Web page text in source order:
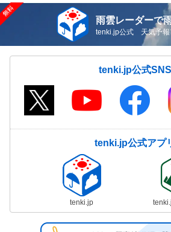
雨雲レーダーで
tenki.jp公式 天気予報
tenki.jp公式SNS
tenki.jp公式アプ
tenki.jp